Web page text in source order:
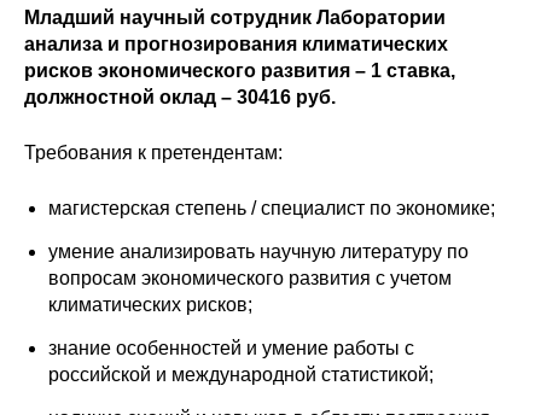
Противодействие коррупции
Материалы для СМИ
Публикации
Научная жизнь
Издания
Проблемы прогнозирования
О журнале
Младший научный сотрудник Лаборатории
анализа и прогнозирования климатических
рисков экономического развития – 1 ставка,
должностной оклад – 30416 руб.
Требования к претендентам:
магистерская степень / специалист по экономике;
умение анализировать научную литературу по
вопросам экономического развития с учетом
климатических рисков;
знание особенностей и умение работы с
российской и международной статистикой;